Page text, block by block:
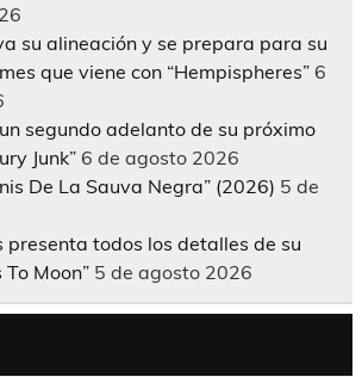
su alineación y se prepara para su
que viene con “Hempispheres” 6
segundo adelanto de su próximo
Junk” 6 de agosto 2026
De La Sauva Negra” (2026) 5 de
presenta todos los detalles de su
Moon” 5 de agosto 2026